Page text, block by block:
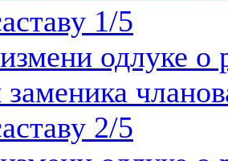
1/5
одлуке
заменика
2/5